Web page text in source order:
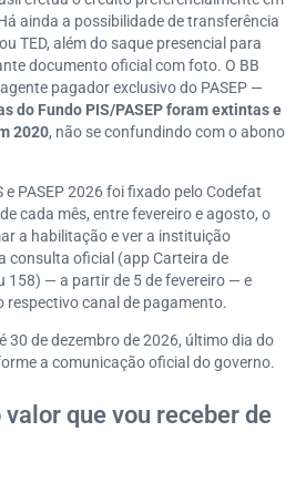
ainda a possibilidade de transferência
TED, além do saque presencial para
documento oficial com foto. O BB
pagador exclusivo do PASEP —
do Fundo PIS/PASEP foram extintas e
2020, não se confundindo com o abono
PASEP 2026 foi fixado pelo Codefat
cada mês, entre fevereiro e agosto, o
a habilitação e ver a instituição
consulta oficial (app Carteira de
158) — a partir de 5 de fevereiro — e
respectivo canal de pagamento.
30 de dezembro de 2026, último dia do
a comunicação oficial do governo.
que vou receber de